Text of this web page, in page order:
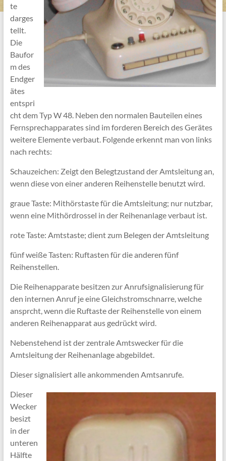
te
darges
tellt.
Die
Baufor
m des
Endger
ätes
entspri
cht dem Typ W 48. Neben den normalen Bauteilen eines
Fernsprechapparates sind im forderen Bereich des Gerätes
weitere Elemente verbaut. Folgende erkennt man von links
nach rechts:
Schauzeichen: Zeigt den Belegtzustand der Amtsleitung an,
wenn diese von einer anderen Reihenstelle benutzt wird.
graue Taste: Mithörstaste für die Amtsleitung; nur nutzbar,
wenn eine Mithördrossel in der Reihenanlage verbaut ist.
rote Taste: Amtstaste; dient zum Belegen der Amtsleitung
fünf weiße Tasten: Ruftasten für die anderen fünf
Reihenstellen.
Die Reihenapparate besitzen zur Anrufsignalisierung für
den internen Anruf je eine Gleichstromschnarre, welche
ansprcht, wenn die Ruftaste der Reihenstelle von einem
anderen Reihenapparat aus gedrückt wird.
Nebenstehend ist der zentrale Amtswecker für die
Amtsleitung der Reihenanlage abgebildet.
Dieser signalisiert alle ankommenden Amtsanrufe.
Dieser
Wecker
besizt
in der
unteren
Hälfte